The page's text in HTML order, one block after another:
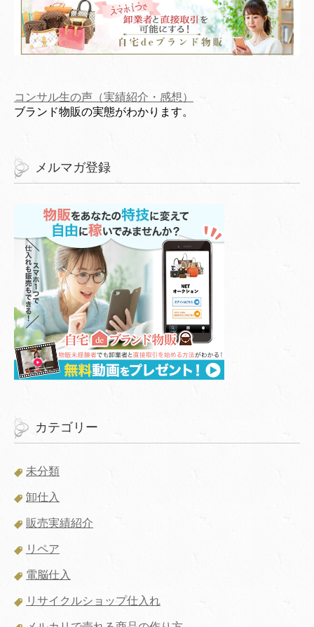
コンサル生の声（実績紹介・感想）
ブランド物販の実態がわかります。
メルマガ登録
カテゴリー
未分類
卸仕入
販売実績紹介
リペア
電脳仕入
リサイクルショップ仕入れ